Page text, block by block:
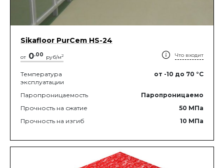
Sikafloor PurCem HS-24
от 0.00 руб/м2 Что входит
Температура
эксплуатации
от -10 до 70 °C
Паропроницаемость
Паропроницаемо
Прочность на сжатие
50 МПа
Прочность на изгиб
10 МПа